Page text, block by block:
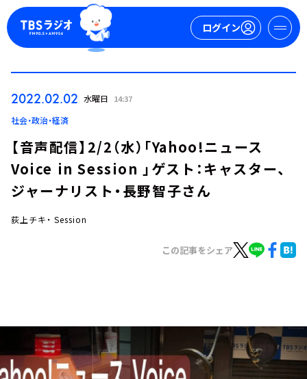
ログイン
イベント・グッズ
YouTube
会社情報
2022.02.02 水曜日 14:37
社会・政治・経済
【音声配信】2/2（水）「Yahoo!ニュース
Voice in Session 」ゲスト：キャスター、
ジャーナリスト・長野智子さん
荻上チキ・ Session
この記事をシェア